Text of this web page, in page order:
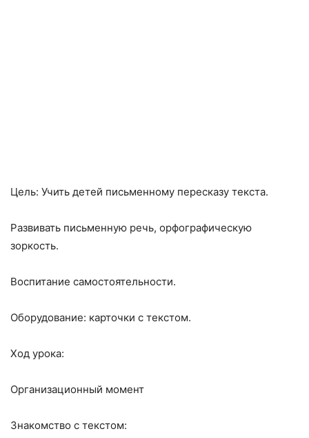
Цель: Учить детей письменному пересказу текста.
Развивать письменную речь, орфографическую
зоркость.
Воспитание самостоятельности.
Оборудование: карточки с текстом.
Ход урока:
Организационный момент
Знакомство с текстом: